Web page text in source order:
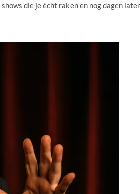
die je écht raken en nog dagen